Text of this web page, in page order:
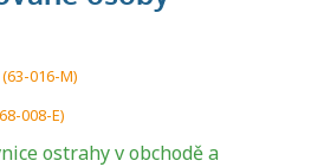
(63-016-M)
008-E)
ostrahy v obchodě a